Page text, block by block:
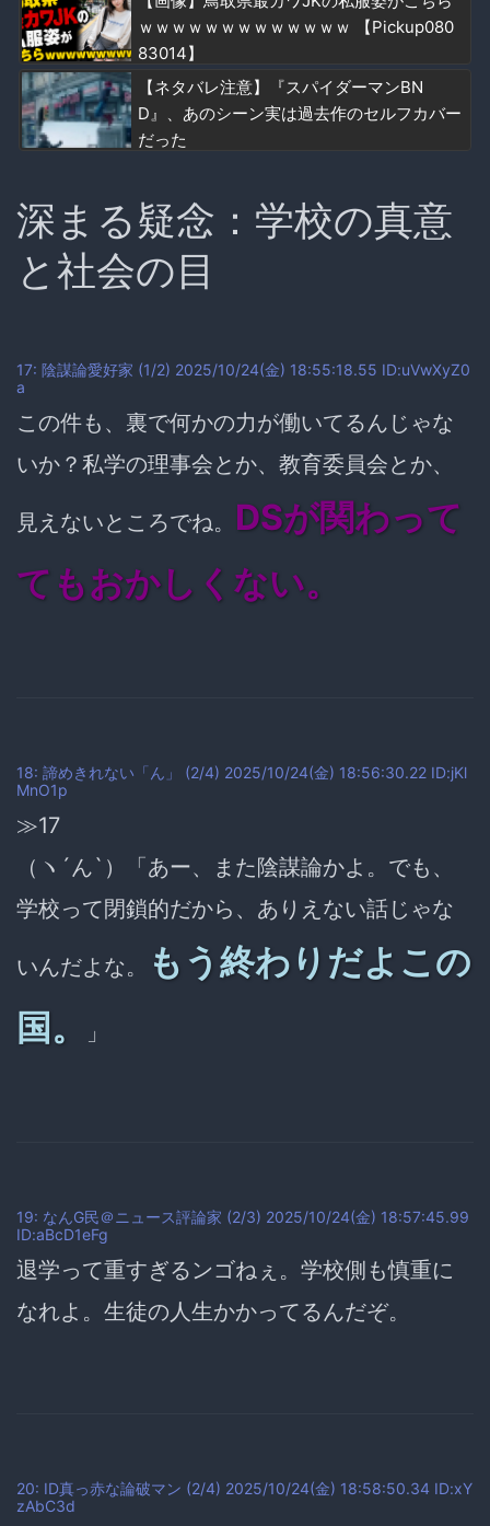
ｗｗｗｗｗｗｗｗｗｗｗｗｗ 【Pickup080
83014】
【ネタバレ注意】『スパイダーマンBN
D』、あのシーン実は過去作のセルフカバー
だった
深まる疑念：学校の真意
と社会の目
17: 陰謀論愛好家 (1/2) 2025/10/24(金) 18:55:18.55 ID:uVwXyZ0
a
この件も、裏で何かの力が働いてるんじゃな
いか？私学の理事会とか、教育委員会とか、
見えないところでね。 DSが関わって
てもおかしくない。
18: 諦めきれない「ん」 (2/4) 2025/10/24(金) 18:56:30.22 ID:jKl
MnO1p
≫17
（ヽ´ん`）「あー、また陰謀論かよ。でも、
学校って閉鎖的だから、ありえない話じゃな
いんだよな。
もう終わりだよこの
国。
」
19: なんG民＠ニュース評論家 (2/3) 2025/10/24(金) 18:57:45.99
ID:aBcD1eFg
退学って重すぎるンゴねぇ。学校側も慎重に
なれよ。生徒の人生かかってるんだぞ。
20: ID真っ赤な論破マン (2/4) 2025/10/24(金) 18:58:50.34 ID:xY
zAbC3d